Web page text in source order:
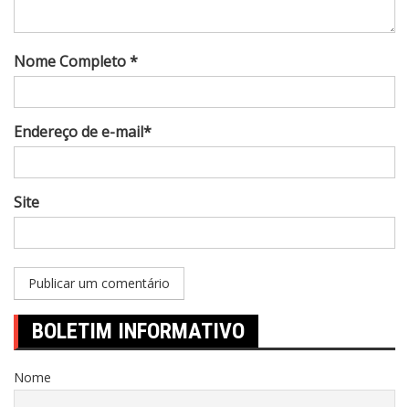
Nome Completo *
Endereço de e-mail*
Site
BOLETIM INFORMATIVO
Nome